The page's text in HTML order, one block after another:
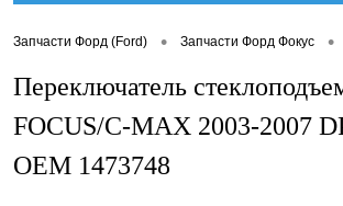
Запчасти Форд (Ford) • Запчасти Форд Фокус •
Переключатель
FOCUS/C-MAX 2003-2007
OEM 1473748